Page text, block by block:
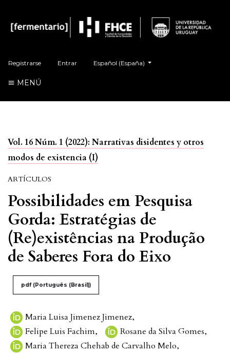
Registrarse Entrar Cambiar el idioma. El actual es:
Español (España)
MENÚ
Vol. 16 Núm. 1 (2022): Narrativas disidentes y otros
modos de existencia (I)
ARTÍCULOS
Possibilidades em Pesquisa
Gorda: Estratégias de
(Re)existências na Produção
de Saberes Fora do Eixo
pdf (Português (Brasil))
Maria Luisa Jimenez Jimenez,
Felipe Luis Fachim, Rosane da Silva Gomes,
Maria Thereza Chehab de Carvalho Melo,